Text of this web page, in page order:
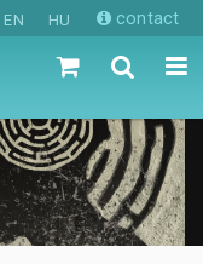
EN HU contact